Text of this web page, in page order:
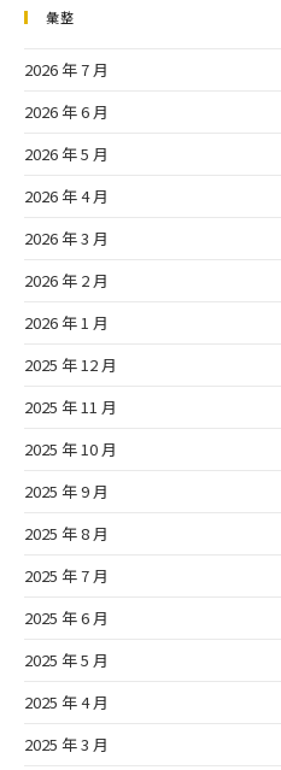
彙整
2026 年 7 月
2026 年 6 月
2026 年 5 月
2026 年 4 月
2026 年 3 月
2026 年 2 月
2026 年 1 月
2025 年 12 月
2025 年 11 月
2025 年 10 月
2025 年 9 月
2025 年 8 月
2025 年 7 月
2025 年 6 月
2025 年 5 月
2025 年 4 月
2025 年 3 月